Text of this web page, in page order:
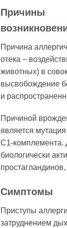
Причины
Причина
отека –
животных) в
высвобождение
и
Причиной
является
С1-комплемента.
биологически
Симптомы
Приступы
затруднением